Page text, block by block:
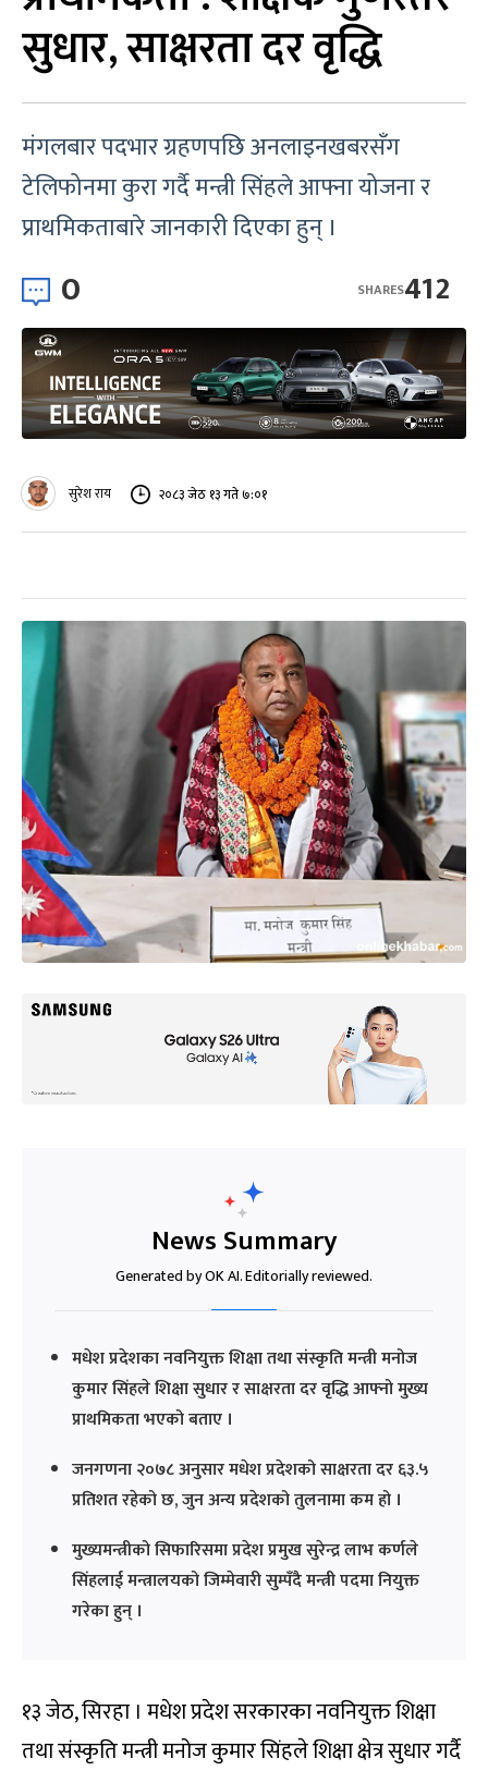
सुधार, साक्षरता दर वृद्धि
मंगलबार पदभार ग्रहणपछि अनलाइनखबरसँग
टेलिफोनमा कुरा गर्दै मन्त्री सिंहले आफ्ना योजना र
प्राथमिकताबारे जानकारी दिएका हुन् ।
0 412
SHARES
सुरेश राय २०८३ जेठ १३ गते ७:०१
News Summary
Generated by OK AI. Editorially reviewed.
मधेश प्रदेशका नवनियुक्त शिक्षा तथा संस्कृति मन्त्री मनोज
कुमार सिंहले शिक्षा सुधार र साक्षरता दर वृद्धि आफ्नो मुख्य
प्राथमिकता भएको बताए ।
जनगणना २०७८ अनुसार मधेश प्रदेशको साक्षरता दर ६३.५
प्रतिशत रहेको छ, जुन अन्य प्रदेशको तुलनामा कम हो ।
मुख्यमन्त्रीको सिफारिसमा प्रदेश प्रमुख सुरेन्द्र लाभ कर्णले
सिंहलाई मन्त्रालयको जिम्मेवारी सुम्पँदै मन्त्री पदमा नियुक्त
गरेका हुन् ।
१३ जेठ, सिरहा । मधेश प्रदेश सरकारका नवनियुक्त शिक्षा
तथा संस्कृति मन्त्री मनोज कुमार सिंहले शिक्षा क्षेत्र सुधार गर्दै